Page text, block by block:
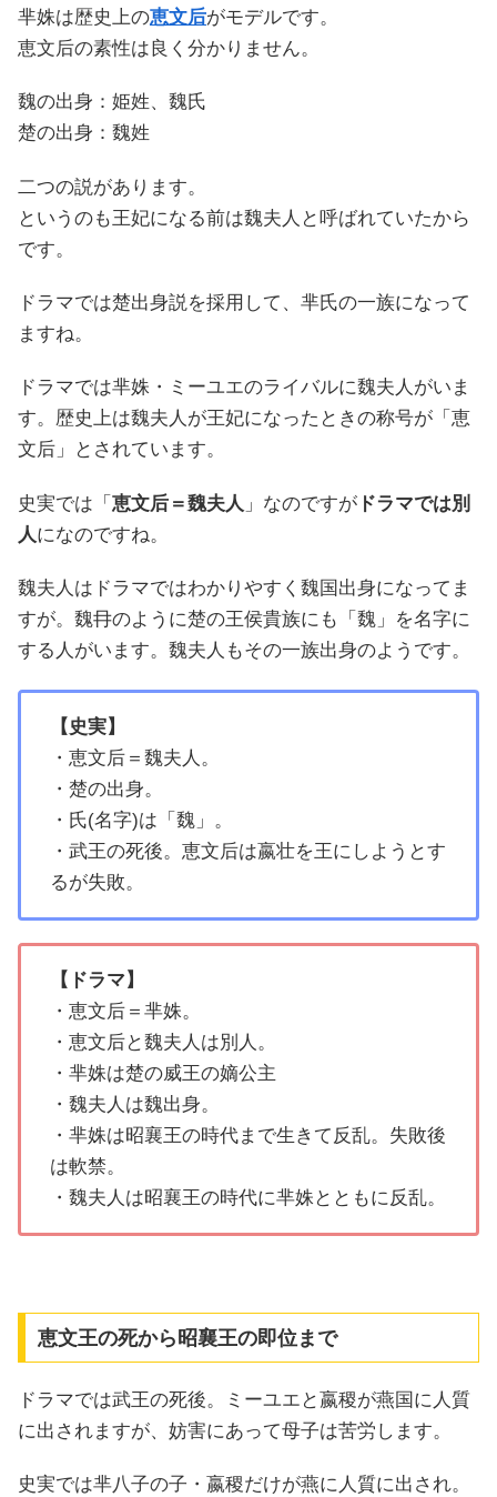
芈姝は歴史上の恵文后がモデルです。
恵文后の素性は良く分かりません。
魏の出身：姫姓、魏氏
楚の出身：魏姓
二つの説があります。
というのも王妃になる前は魏夫人と呼ばれていたから
です。
ドラマでは楚出身説を採用して、芈氏の一族になって
ますね。
ドラマでは芈姝・ミーユエのライバルに魏夫人がいま
す。歴史上は魏夫人が王妃になったときの称号が「恵
文后」とされています。
史実では「 恵文后＝魏夫人 」なのですが ドラマでは別
人になのですね。
魏夫人はドラマではわかりやすく魏国出身になってま
すが。魏冄のように楚の王侯貴族にも「魏」を名字に
する人がいます。魏夫人もその一族出身のようです。
【史実】
・恵文后＝魏夫人。
・楚の出身。
・氏(名字)は「魏」。
・武王の死後。恵文后は嬴壮を王にしようとす
るが失敗。
【ドラマ】
・恵文后＝芈姝。
・恵文后と魏夫人は別人。
・芈姝は楚の威王の嫡公主
・魏夫人は魏出身。
・芈姝は昭襄王の時代まで生きて反乱。失敗後
は軟禁。
・魏夫人は昭襄王の時代に芈姝とともに反乱。
恵文王の死から昭襄王の即位まで
ドラマでは武王の死後。ミーユエと嬴稷が燕国に人質
に出されますが、妨害にあって母子は苦労します。
史実では芈八子の子・嬴稷だけが燕に人質に出され。